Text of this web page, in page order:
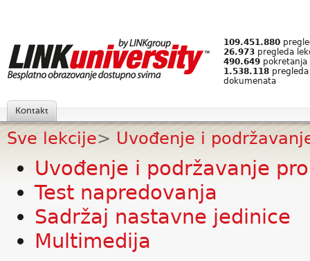
109.451.880
26.973 pregleda
490.649 pokretanja
1.538.118
dokumenata
Kontakt
Sve lekcije> Uvođenje i
Uvođenje i podržavanje
Test napredovanja
Sadržaj nastavne jedinice
Multimedija